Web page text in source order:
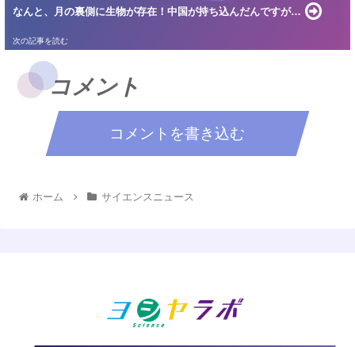
なんと、月の裏側に生物が存在！中国が持ち込んだんですが…
コメント
コメントを書き込む
ホーム サイエンスニュース